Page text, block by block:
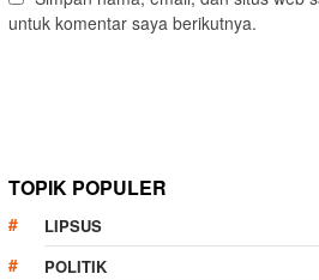
untuk komentar saya berikutnya.
TOPIK POPULER
LIPSUS
POLITIK